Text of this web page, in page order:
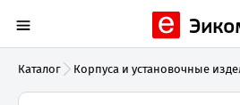
Каталог Корпуса и установочные